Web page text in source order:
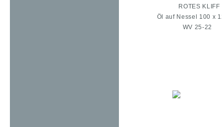
ROTES KLIFF
Öl auf Nessel 100 x
WV 25-22